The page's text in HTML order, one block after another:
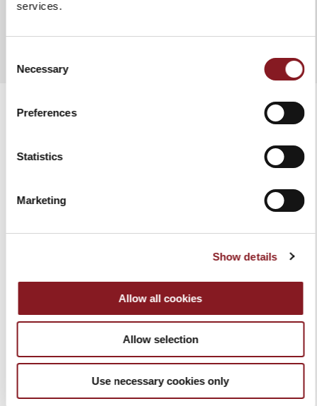
services.
Selection
Necessary
Preferences
Statistics
Marketing
Show details
Allow all cookies
Allow selection
Use necessary cookies only
ZUR VERGLEICHSLISTE HINZUFÜGEN
VERWANDTE PRODUKTE
BERKEL
AKAZIENHOLZ
49,00 €